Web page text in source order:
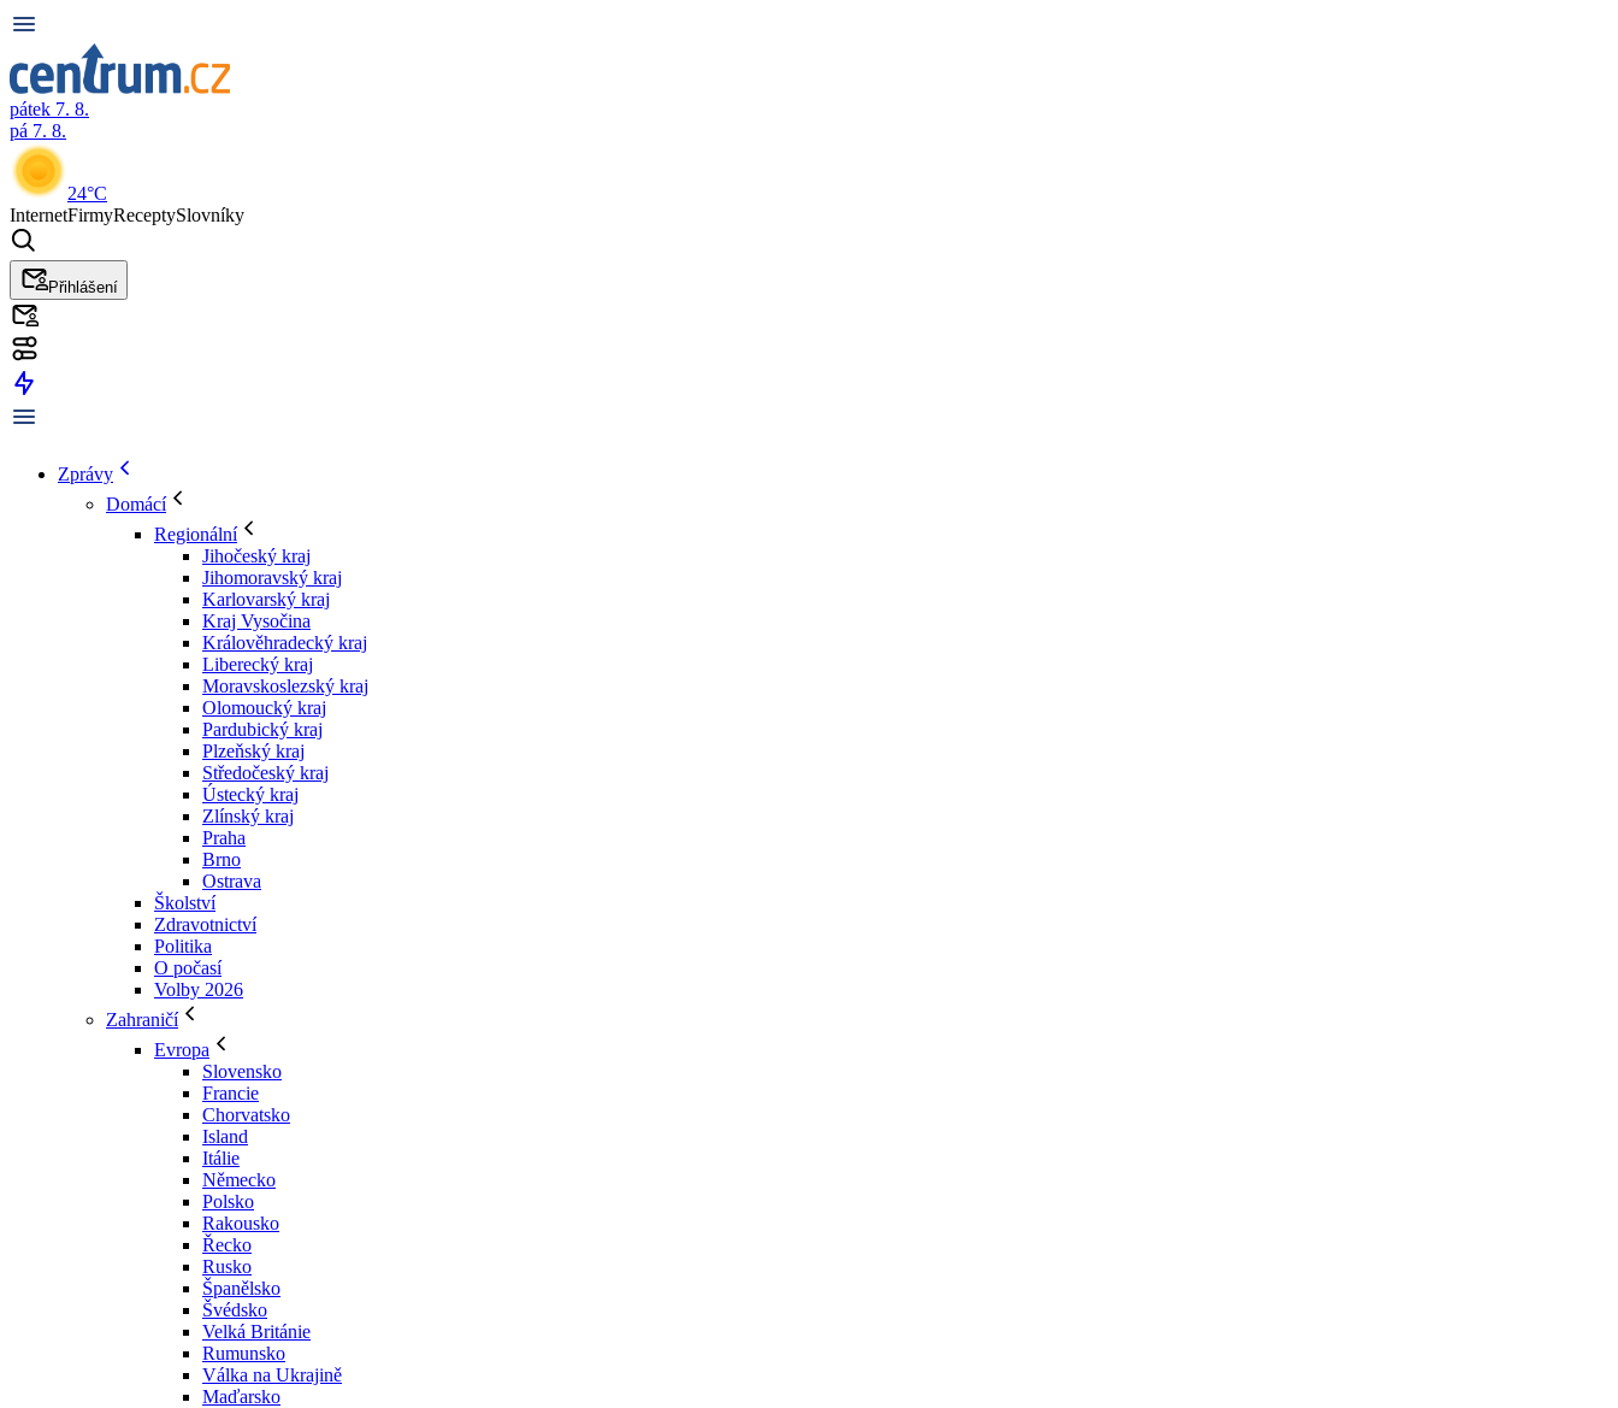
pátek 7. 8.
pá 7. 8.
24°C
InternetFirmyReceptySlovníky
Přihlášení
Zprávy
Domácí
Regionální
Jihočeský kraj
Jihomoravský kraj
Karlovarský kraj
Kraj Vysočina
Králověhradecký kraj
Liberecký kraj
Moravskoslezský kraj
Olomoucký kraj
Pardubický kraj
Plzeňský kraj
Středočeský kraj
Ústecký kraj
Zlínský kraj
Praha
Brno
Ostrava
Školství
Zdravotnictví
Politika
O počasí
Volby 2026
Zahraničí
Evropa
Slovensko
Francie
Chorvatsko
Island
Itálie
Německo
Polsko
Rakousko
Řecko
Rusko
Španělsko
Švédsko
Velká Británie
Rumunsko
Válka na Ukrajině
Maďarsko